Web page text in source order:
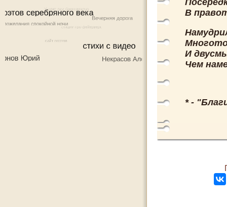
В
И
Чем
* -